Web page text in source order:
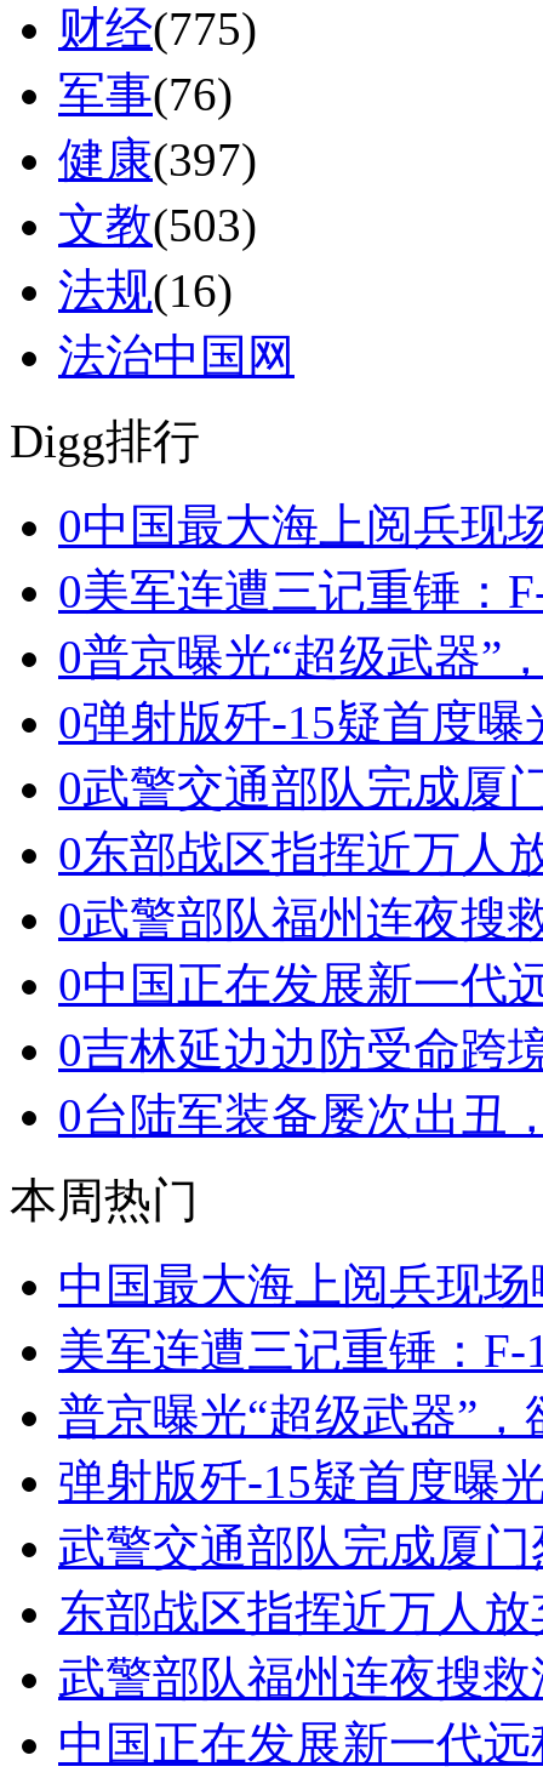
财经(775)
军事(76)
健康(397)
文教(503)
法规(16)
法治中国网
Digg排行
0中国最大海上阅兵现
0美军连遭三记重锤：
0普京曝光“超级武器”
0弹射版歼-15疑首度曝
0武警交通部队完成厦
0东部战区指挥近万人
0武警部队福州连夜搜
0中国正在发展新一代
0吉林延边边防受命跨
0台陆军装备屡次出丑
本周热门
中国最大海上阅兵现场
美军连遭三记重锤：F-
普京曝光“超级武器”，
弹射版歼-15疑首度曝
武警交通部队完成厦
东部战区指挥近万人
武警部队福州连夜搜
中国正在发展新一代